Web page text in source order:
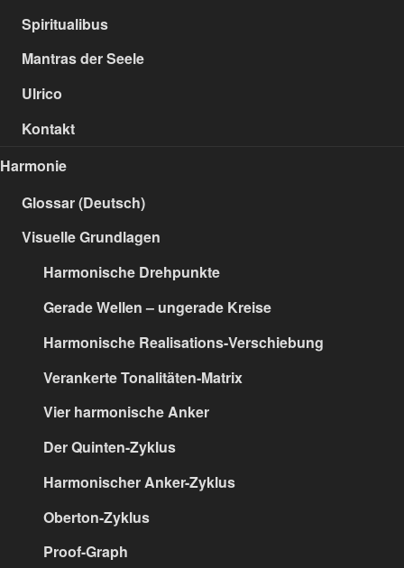
Spiritualibus
Mantras der Seele
Ulrico
Kontakt
Harmonie
Glossar (Deutsch)
Visuelle Grundlagen
Harmonische Drehpunkte
Gerade Wellen – ungerade Kreise
Harmonische Realisations-Verschiebung
Verankerte Tonalitäten-Matrix
Vier harmonische Anker
Der Quinten-Zyklus
Harmonischer Anker-Zyklus
Oberton-Zyklus
Proof-Graph